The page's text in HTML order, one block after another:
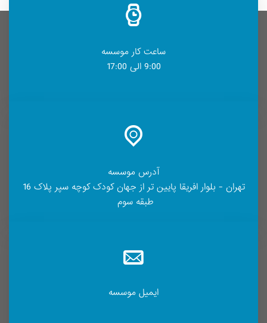
ساعت کار موسسه
9:00 الی 17:00
آدرس موسسه
تهران - بلوار افریقا پایین تر از جهان کودک کوچه سپر پلاک 16
طبقه سوم
ایمیل موسسه